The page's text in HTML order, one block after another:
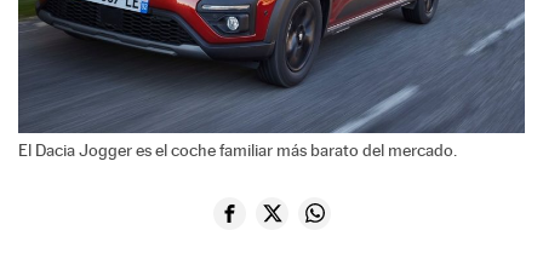
El Dacia Jogger es el coche familiar más barato del mercado.